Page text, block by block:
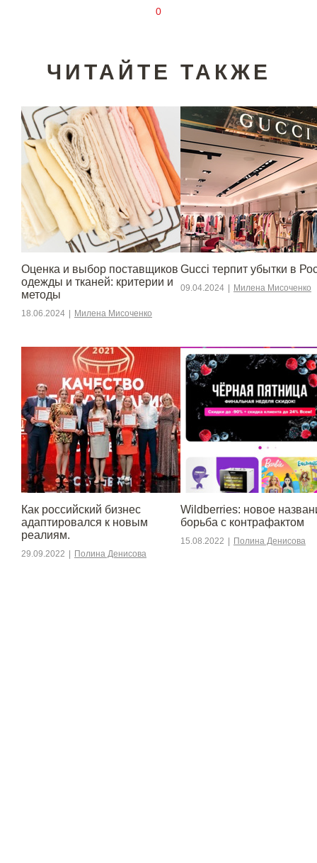
0
ЧИТАЙТЕ ТАКЖЕ
Оценка и выбор поставщиков
одежды и тканей: критерии и
методы
18.06.2024 Милена Мисоченко
Gucci терпит убытки в
09.04.2024 Милена Мисоченко
​​Как российский бизнес
адаптировался к новым
реалиям.
29.09.2022 Полина Денисова
Wildberries: новое
борьба с контрафактом
15.08.2022 Полина Денисова